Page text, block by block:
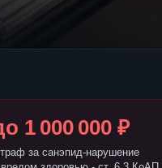
1 000 000 ₽
за санэпид-нарушение